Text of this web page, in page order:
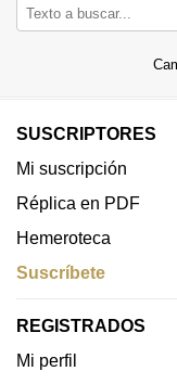
SUSCRIPTORES
Mi suscripción
Réplica en PDF
Hemeroteca
Suscríbete
REGISTRADOS
Mi perfil